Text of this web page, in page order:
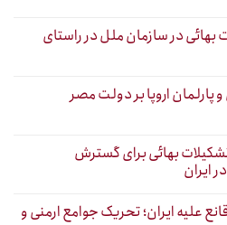
در سازمان ملل در راستای
پارلمان اروپا بر دولت مصر
بهائی برای گسترش
ایران
قانع علیه ایران؛ تحریک جوامع ارمنی و